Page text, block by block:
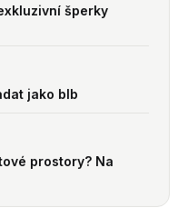
šperky
jako blb
prostory? Na